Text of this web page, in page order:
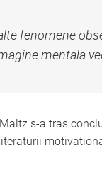
fenomene
mentala
s-a tras